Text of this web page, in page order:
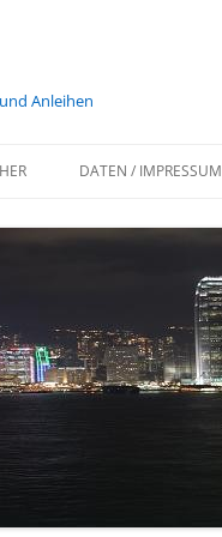
Anleihen
DATEN / IMPRESSUM